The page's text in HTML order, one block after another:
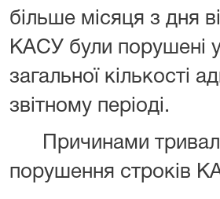
більше місяця з дня
КАСУ були порушені
загальної кількості
звітному періоді.
Причинами
порушення строків